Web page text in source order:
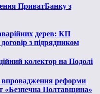
ПриватБанку з
дерев: КП
з підрядником
колектор на Подолі
реформи
«Безпечна Полтавщина»